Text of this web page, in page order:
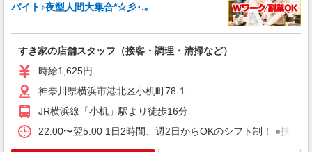
詳細を見る
正社員
株式会社HITOWA フードサービスカンパニー
に応じて決定します。 賞与年2回
シニアフォレスト横浜港北 （神奈川県横浜市
バイト♪夜型人間大集合*☆彡･.｡
すき家の店舗スタッフ（接客・調理・清掃など）
時給1,625円
神奈川県横浜市港北区小机町78-1
JR横浜線「小机」駅より徒歩16分
22:00〜翌5:00 1日2時間、週2日からOKのシフト制！ ●扶養